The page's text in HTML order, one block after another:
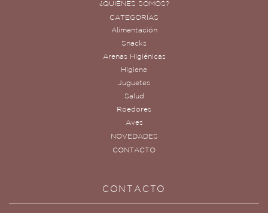
¿QUIÉNES SOMOS?
CATEGORÍAS
Alimentación
Snacks
Arenas Higiénicas
Higiene
Juguetes
Salud
Roedores
Aves
NOVEDADES
CONTACTO
CONTACTO